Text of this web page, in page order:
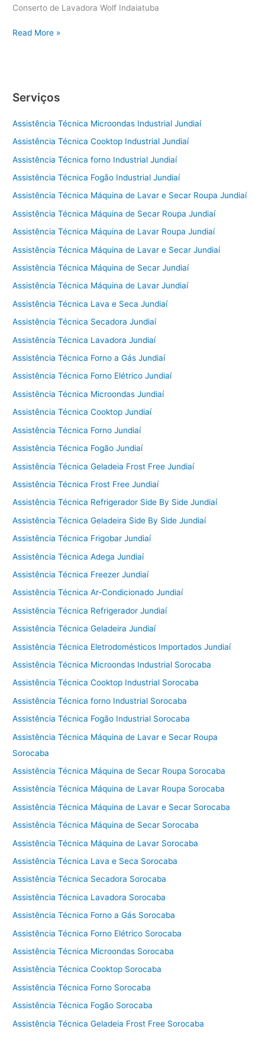
Conserto de Lavadora Wolf Indaiatuba
Conserto
Read More »
Serviços
Assistência Técnica Microondas Industrial Jundiaí
Assistência Técnica Cooktop Industrial Jundiaí
Assistência Técnica forno Industrial Jundiaí
Assistência Técnica Fogão Industrial Jundiaí
Assistência Técnica Máquina de Lavar e Secar Roupa Jundiaí
Assistência Técnica Máquina de Secar Roupa Jundiaí
Assistência Técnica Máquina de Lavar Roupa Jundiaí
Assistência Técnica Máquina de Lavar e Secar Jundiaí
Assistência Técnica Máquina de Secar Jundiaí
Assistência Técnica Máquina de Lavar Jundiaí
Assistência Técnica Lava e Seca Jundiaí
Assistência Técnica Secadora Jundiaí
Assistência Técnica Lavadora Jundiaí
Assistência Técnica Forno a Gás Jundiaí
Assistência Técnica Forno Elétrico Jundiaí
Assistência Técnica Microondas Jundiaí
Assistência Técnica Cooktop Jundiaí
Assistência Técnica Forno Jundiaí
Assistência Técnica Fogão Jundiaí
Assistência Técnica Geladeia Frost Free Jundiaí
Assistência Técnica Frost Free Jundiaí
Assistência Técnica Refrigerador Side By Side Jundiaí
Assistência Técnica Geladeira Side By Side Jundiaí
Assistência Técnica Frigobar Jundiaí
Assistência Técnica Adega Jundiaí
Assistência Técnica Freezer Jundiaí
Assistência Técnica Ar-Condicionado Jundiaí
Assistência Técnica Refrigerador Jundiaí
Assistência Técnica Geladeira Jundiaí
Assistência Técnica Eletrodomésticos Importados Jundiaí
Assistência Técnica Microondas Industrial Sorocaba
Assistência Técnica Cooktop Industrial Sorocaba
Assistência Técnica forno Industrial Sorocaba
Assistência Técnica Fogão Industrial Sorocaba
Assistência Técnica Máquina de Lavar e Secar Roupa
Sorocaba
Assistência Técnica Máquina de Secar Roupa Sorocaba
Assistência Técnica Máquina de Lavar Roupa Sorocaba
Assistência Técnica Máquina de Lavar e Secar Sorocaba
Assistência Técnica Máquina de Secar Sorocaba
Assistência Técnica Máquina de Lavar Sorocaba
Assistência Técnica Lava e Seca Sorocaba
Assistência Técnica Secadora Sorocaba
Assistência Técnica Lavadora Sorocaba
Assistência Técnica Forno a Gás Sorocaba
Assistência Técnica Forno Elétrico Sorocaba
Assistência Técnica Microondas Sorocaba
Assistência Técnica Cooktop Sorocaba
Assistência Técnica Forno Sorocaba
Assistência Técnica Fogão Sorocaba
Assistência Técnica Geladeia Frost Free Sorocaba